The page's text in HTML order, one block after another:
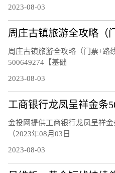
2023-08-03
周庄古镇旅游全攻略（
周庄古镇旅游全攻略（门票+路
500649274【基础
2023-08-03
金投网提供工商银行龙凤呈祥
（2023年08月03日
2023-08-03